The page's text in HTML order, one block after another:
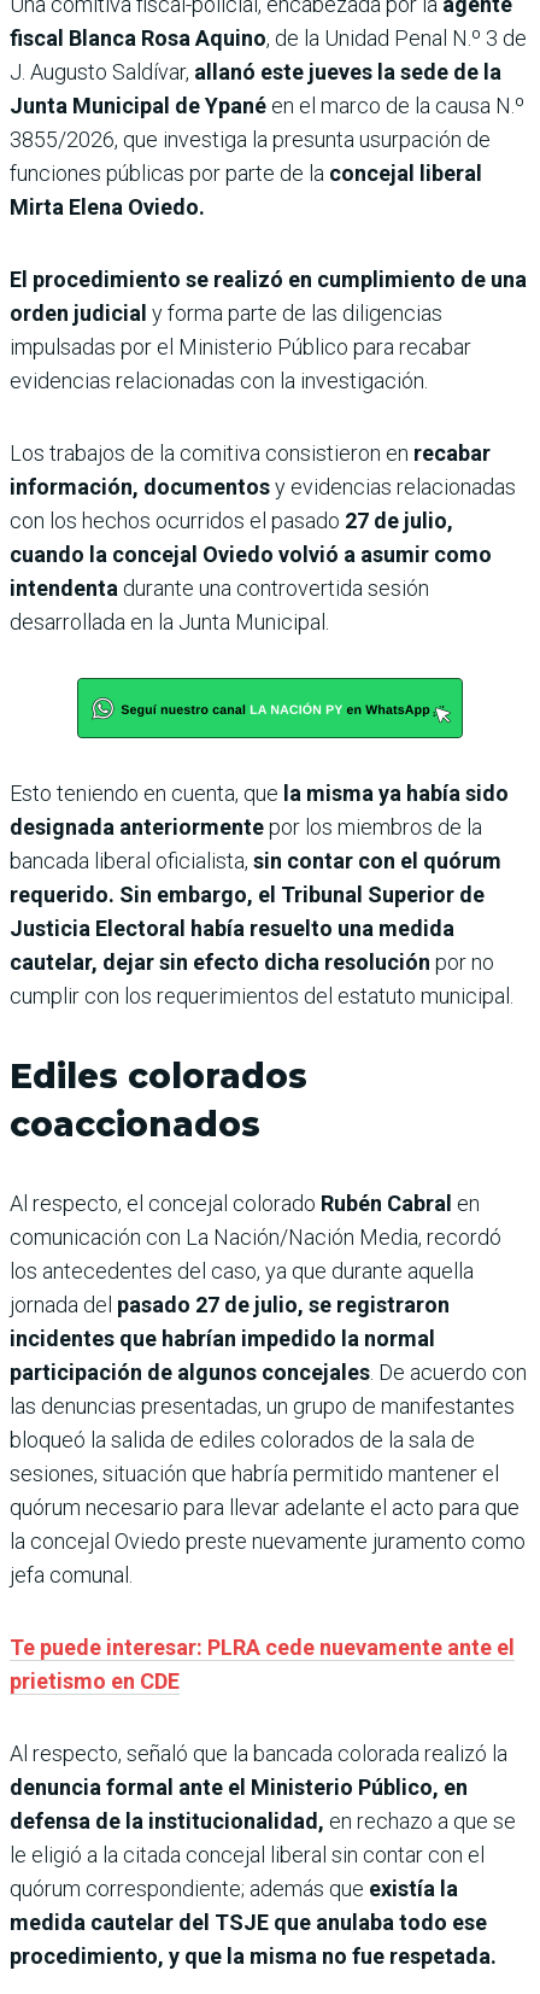
fiscal Blanca Rosa Aquino, de la Unidad Penal N.º 3 de
J. Augusto Saldívar, allanó este jueves la sede de la
Junta Municipal de Ypané en el marco de la causa N.º
3855/2026, que investiga la presunta usurpación de
funciones públicas por parte de la concejal liberal
Mirta Elena Oviedo.
El procedimiento se realizó en cumplimiento de una
orden judicial y forma parte de las diligencias
impulsadas por el Ministerio Público para recabar
evidencias relacionadas con la investigación.
Los trabajos de la comitiva consistieron en recabar
información, documentosy evidencias relacionadas
con los hechos ocurridos el pasado 27 de julio,
cuando la concejal Oviedo volvió a asumir como
intendenta durante una controvertida sesión
desarrollada en la Junta Municipal.
Esto teniendo en cuenta, que la misma ya había sido
designada anteriormentepor los miembros de la
bancada liberal oficialista, sin contar con el quórum
requerido. Sin embargo, el Tribunal Superior de
Justicia Electoral había resuelto una medida
cautelar, dejar sin efecto dicha resolución por no
cumplir con los requerimientos del estatuto municipal.
Ediles colorados
coaccionados
Al respecto, el concejal colorado Rubén Cabral en
comunicación con La Nación/Nación Media, recordó
los antecedentes del caso, ya que durante aquella
jornada del pasado 27 de julio, se registraron
incidentes que habrían impedido la normal
participación de algunos concejales . De acuerdo con
las denuncias presentadas, un grupo de manifestantes
bloqueó la salida de ediles colorados de la sala de
sesiones, situación que habría permitido mantener el
quórum necesario para llevar adelante el acto para que
la concejal Oviedo preste nuevamente juramento como
jefa comunal.
Te puede interesar: PLRA cede nuevamente ante el
prietismo en CDE
Al respecto, señaló que la bancada colorada realizó la
denuncia formal ante el Ministerio Público, en
defensa de la institucionalidad, en rechazo a que se
le eligió a la citada concejal liberal sin contar con el
quórum correspondiente; además que existía la
medida cautelar del TSJE que anulaba todo ese
procedimiento, y que la misma no fue respetada.